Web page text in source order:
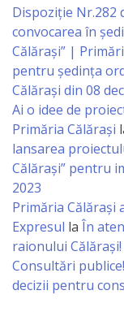
în
şi
în
Dispoziție Nr.282
convocarea în
Călărași” |
pentru ședința
Călărași din 08
Ai o idee de
Primăria Călărași
lansarea
Călărași” pentru
2023
Primăria Călăraşi
Expresul la În
raionului Călărași!
Consultări
decizii pentru